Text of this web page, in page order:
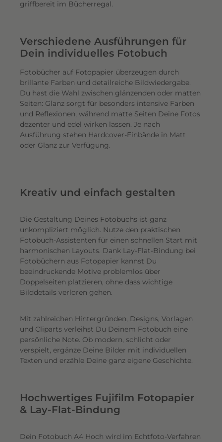
griffbereit im Bücherregal.
Verschiedene Ausführungen für
Dein individuelles Fotobuch
Fotobücher auf Fotopapier überzeugen durch
brillante Farben und detailreiche Bildwiedergabe.
Du hast die Wahl zwischen glänzenden oder matten
Seiten: Glanz sorgt für besonders intensive Farben
und Reflexionen, während matte Seiten Deine Fotos
dezenter und edel wirken lassen. Je nach
Ausführung stehen Hardcover-Einbände in Matt
oder Glanz zur Verfügung.
Kreativ und einfach gestalten
Die Gestaltung Deines Fotobuchs ist ganz
unkompliziert möglich. Nutze den praktischen
Fotobuch-Assistenten für einen schnellen Start mit
harmonischen Layouts. Dank Lay-Flat-Bindung bei
Fotobüchern aus Fotopapier kannst Du
beeindruckende Motive problemlos über
Doppelseiten platzieren, ohne dass wichtige
Bilddetails verloren gehen.
Mit zahlreichen Hintergründen, Designs, Vorlagen
und Cliparts verleihst Du Deinem Fotobuch eine
persönliche Note. Ob modern, schlicht oder
verspielt, ergänze Deine Bilder mit individuellen
Texten und erzähle Deine ganz eigene Geschichte.
Hochwertiges Fujifilm Fotopapier
& Lay-Flat-Bindung
Dein Fotobuch A4 Hoch wird im Echtfoto-Verfahren